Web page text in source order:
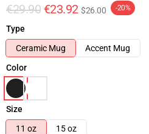
€29.90 €23.92 $26.00 -20%
Type
Ceramic Mug
Accent Mug
Color
Size
11 oz
15 oz